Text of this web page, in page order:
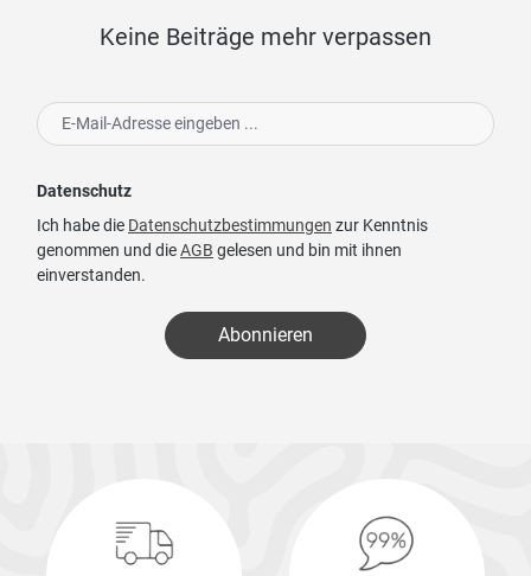
Keine Beiträge mehr verpassen
Datenschutz
Ich habe die Datenschutzbestimmungen zur Kenntnis
genommen und dieAGB gelesen und bin mit ihnen
einverstanden.
Abonnieren